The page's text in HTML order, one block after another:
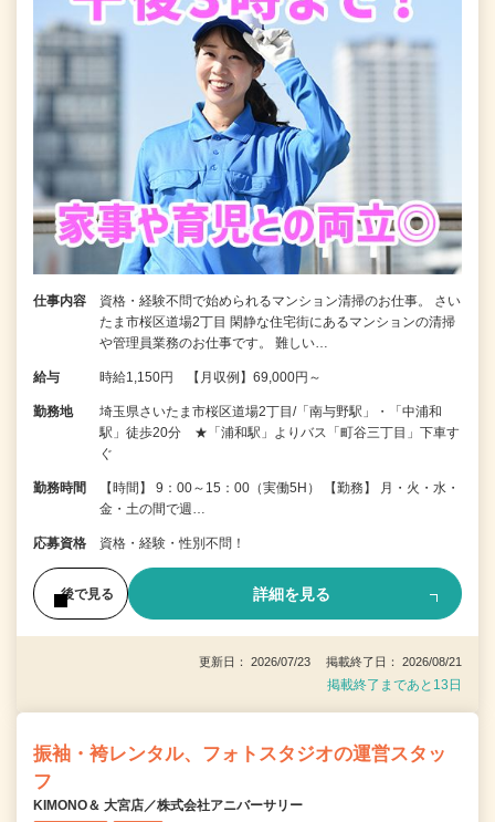
仕事内容
資格・経験不問で始められるマンション清掃のお仕事。 さい
たま市桜区道場2丁目 閑静な住宅街にあるマンションの清掃
や管理員業務のお仕事です。 難しい…
給与 時給1,150円 【月収例】69,000円～
勤務地
埼玉県さいたま市桜区道場2丁目/「南与野駅」・「中浦和
駅」徒歩20分 ★「浦和駅」よりバス「町谷三丁目」下車す
ぐ
勤務時間
【時間】 9：00～15：00（実働5H） 【勤務】 月・火・水・
金・土の間で週…
応募資格 資格・経験・性別不問！
後で見る 詳細を見る
更新日： 2026/07/23 掲載終了日： 2026/08/21
掲載終了まであと13日
振袖・袴レンタル、フォトスタジオの運営スタッ
フ
KIMONO＆ 大宮店／株式会社アニバーサリー